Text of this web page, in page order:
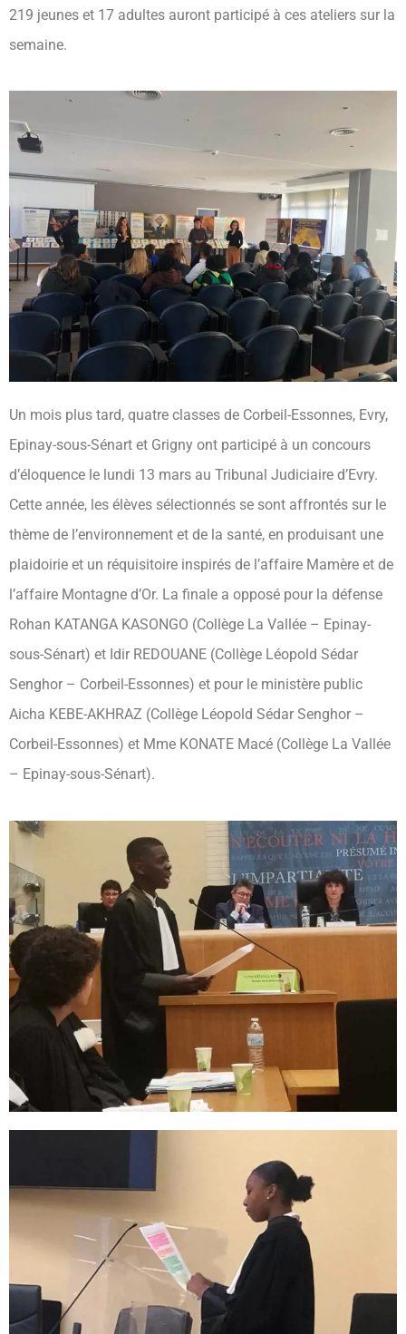
219 jeunes et 17 adultes auront participé à ces ateliers sur la
semaine.
Un mois plus tard, quatre classes de Corbeil-Essonnes, Evry,
Epinay-sous-Sénart et Grigny ont participé à un concours
d’éloquence le lundi 13 mars au Tribunal Judiciaire d’Evry.
Cette année, les élèves sélectionnés se sont affrontés sur le
thème de l’environnement et de la santé, en produisant une
plaidoirie et un réquisitoire inspirés de l’affaire Mamère et de
l’affaire Montagne d’Or. La finale a opposé pour la défense
Rohan KATANGA KASONGO (Collège La Vallée – Epinay-
sous-Sénart) et Idir REDOUANE (Collège Léopold Sédar
Senghor – Corbeil-Essonnes) et pour le ministère public
Aicha KEBE-AKHRAZ (Collège Léopold Sédar Senghor –
Corbeil-Essonnes) et Mme KONATE Macé (Collège La Vallée
– Epinay-sous-Sénart).